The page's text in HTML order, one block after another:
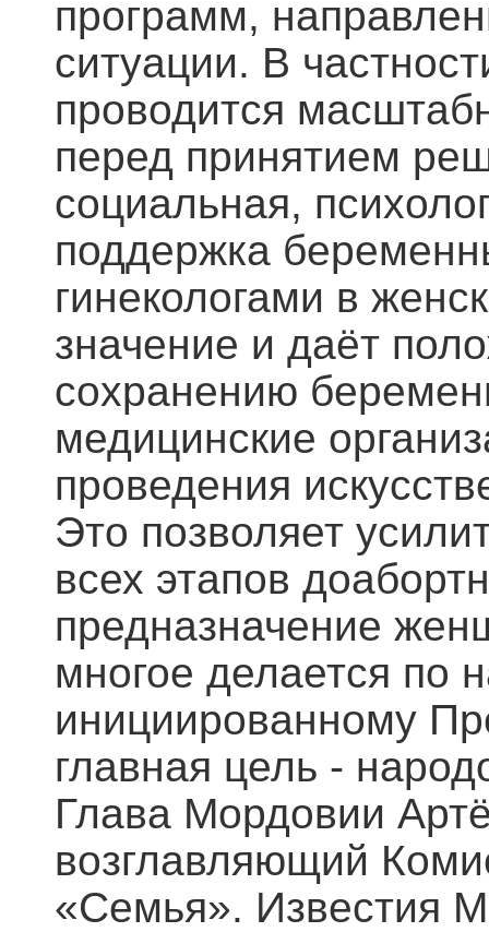
программ,
ситуации. В
проводится
перед принятием
социальная,
поддержка
гинекологами в
значение и даёт
сохранению
медицинские
проведения
Это позволяет
всех этапов
предназначение
многое делается по
инициированному
главная цель -
Глава Мордовии
возглавляющий
«Семья». Известия